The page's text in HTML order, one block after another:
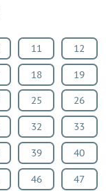
11 12
18 19
25 26
32 33
39 40
46 47